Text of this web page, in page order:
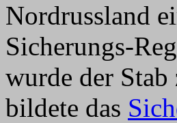
Nordrussland
Sicherungs-
wurde der
bildete das